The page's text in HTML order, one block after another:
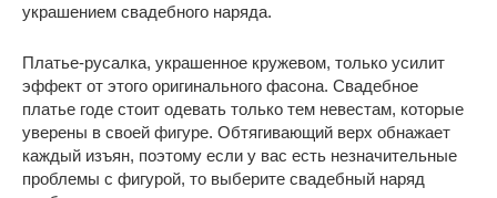
украшением свадебного наряда.
Платье-русалка, украшенное кружевом, только усилит
эффект от этого оригинального фасона. Свадебное
платье годе стоит одевать только тем невестам, которые
уверены в своей фигуре. Обтягивающий верх обнажает
каждый изъян, поэтому если у вас есть незначительные
проблемы с фигурой, то выберите свадебный наряд